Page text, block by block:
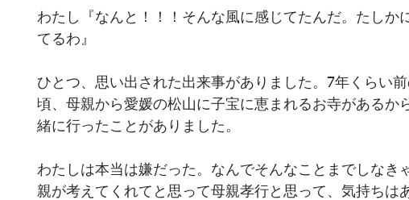
わたし『なんと！！！そんな風に感じてたんだ。たしか
てるわ』﻿
ひとつ、思い出された出来事がありました。7年くらい
頃、母親から愛媛の松山に子宝に恵まれるお寺があるか
緒に行ったことがありました。﻿
わたしは本当は嫌だった。なんでそんなことまでしなき
親が考えてくれてと思って母親孝行と思って、気持ちは